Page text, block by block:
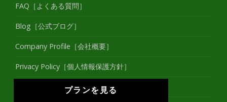
プランを見る
FAQ［よくある質問］
Blog［公式ブログ］
Company Profile［会社概要］
Privacy Policy［個人情報保護方針］
Contact［お問い合わせ］